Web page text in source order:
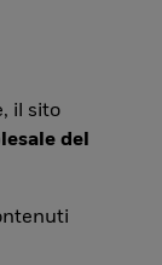
il sito
del